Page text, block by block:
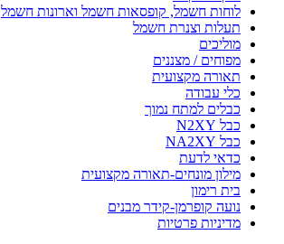
לוחות חשמל, קופסאות חשמל וארונות חשמל
תעלות וצנרת חשמל
מוליכים
מפוחים / מצננים
תאורה מקצועית
כלי עבודה
כבלים למתח נמוך
כבל N2XY
כבל NA2XY
כדאי לדעת
מילון מונחים-תאורה מקצועית
בית רימון
נועה קופרמן-קידר מבנים
מדיניות פרטיות